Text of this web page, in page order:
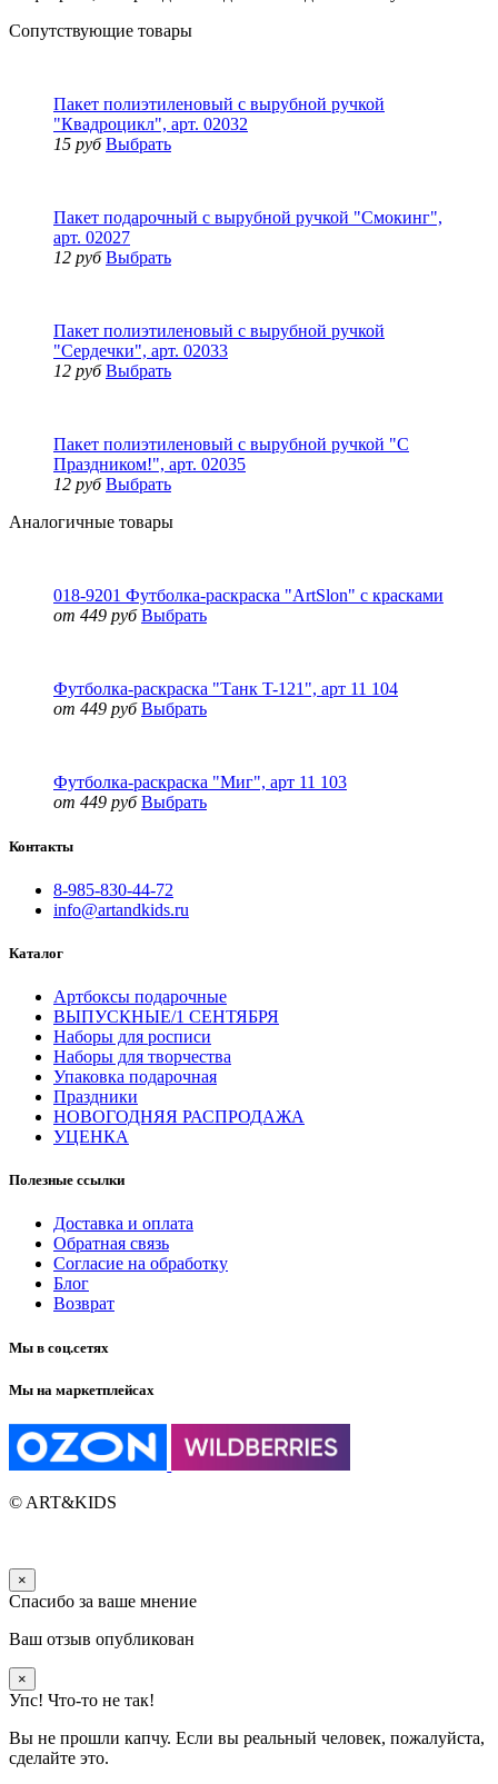
Сопутствующие товары
Пакет полиэтиленовый с вырубной ручкой
"Квадроцикл", арт. 02032
15 руб Выбрать
Пакет подарочный с вырубной ручкой "Смокинг",
арт. 02027
12 руб Выбрать
Пакет полиэтиленовый с вырубной ручкой
"Сердечки", арт. 02033
12 руб Выбрать
Пакет полиэтиленовый с вырубной ручкой "С
Праздником!", арт. 02035
12 руб Выбрать
Аналогичные товары
018-9201 Футболка-раскраска "ArtSlon" с красками
от 449 руб Выбрать
Футболка-раскраска "Танк T-121", арт 11 104
от 449 руб Выбрать
Футболка-раскраска "Миг", арт 11 103
от 449 руб Выбрать
Контакты
8-985-830-44-72
info@artandkids.ru
Каталог
Артбоксы подарочные
ВЫПУСКНЫЕ/1 СЕНТЯБРЯ
Наборы для росписи
Наборы для творчества
Упаковка подарочная
Праздники
НОВОГОДНЯЯ РАСПРОДАЖА
УЦЕНКА
Полезные ссылки
Доставка и оплата
Обратная связь
Согласие на обработку
Блог
Возврат
Мы в соц.сетях
Мы на маркетплейсах
© ART&KIDS
×
Спасибо за ваше мнение
Ваш отзыв опубликован
×
Упс! Что-то не так!
Вы не прошли капчу. Если вы реальный человек, пожалуйста,
сделайте это.